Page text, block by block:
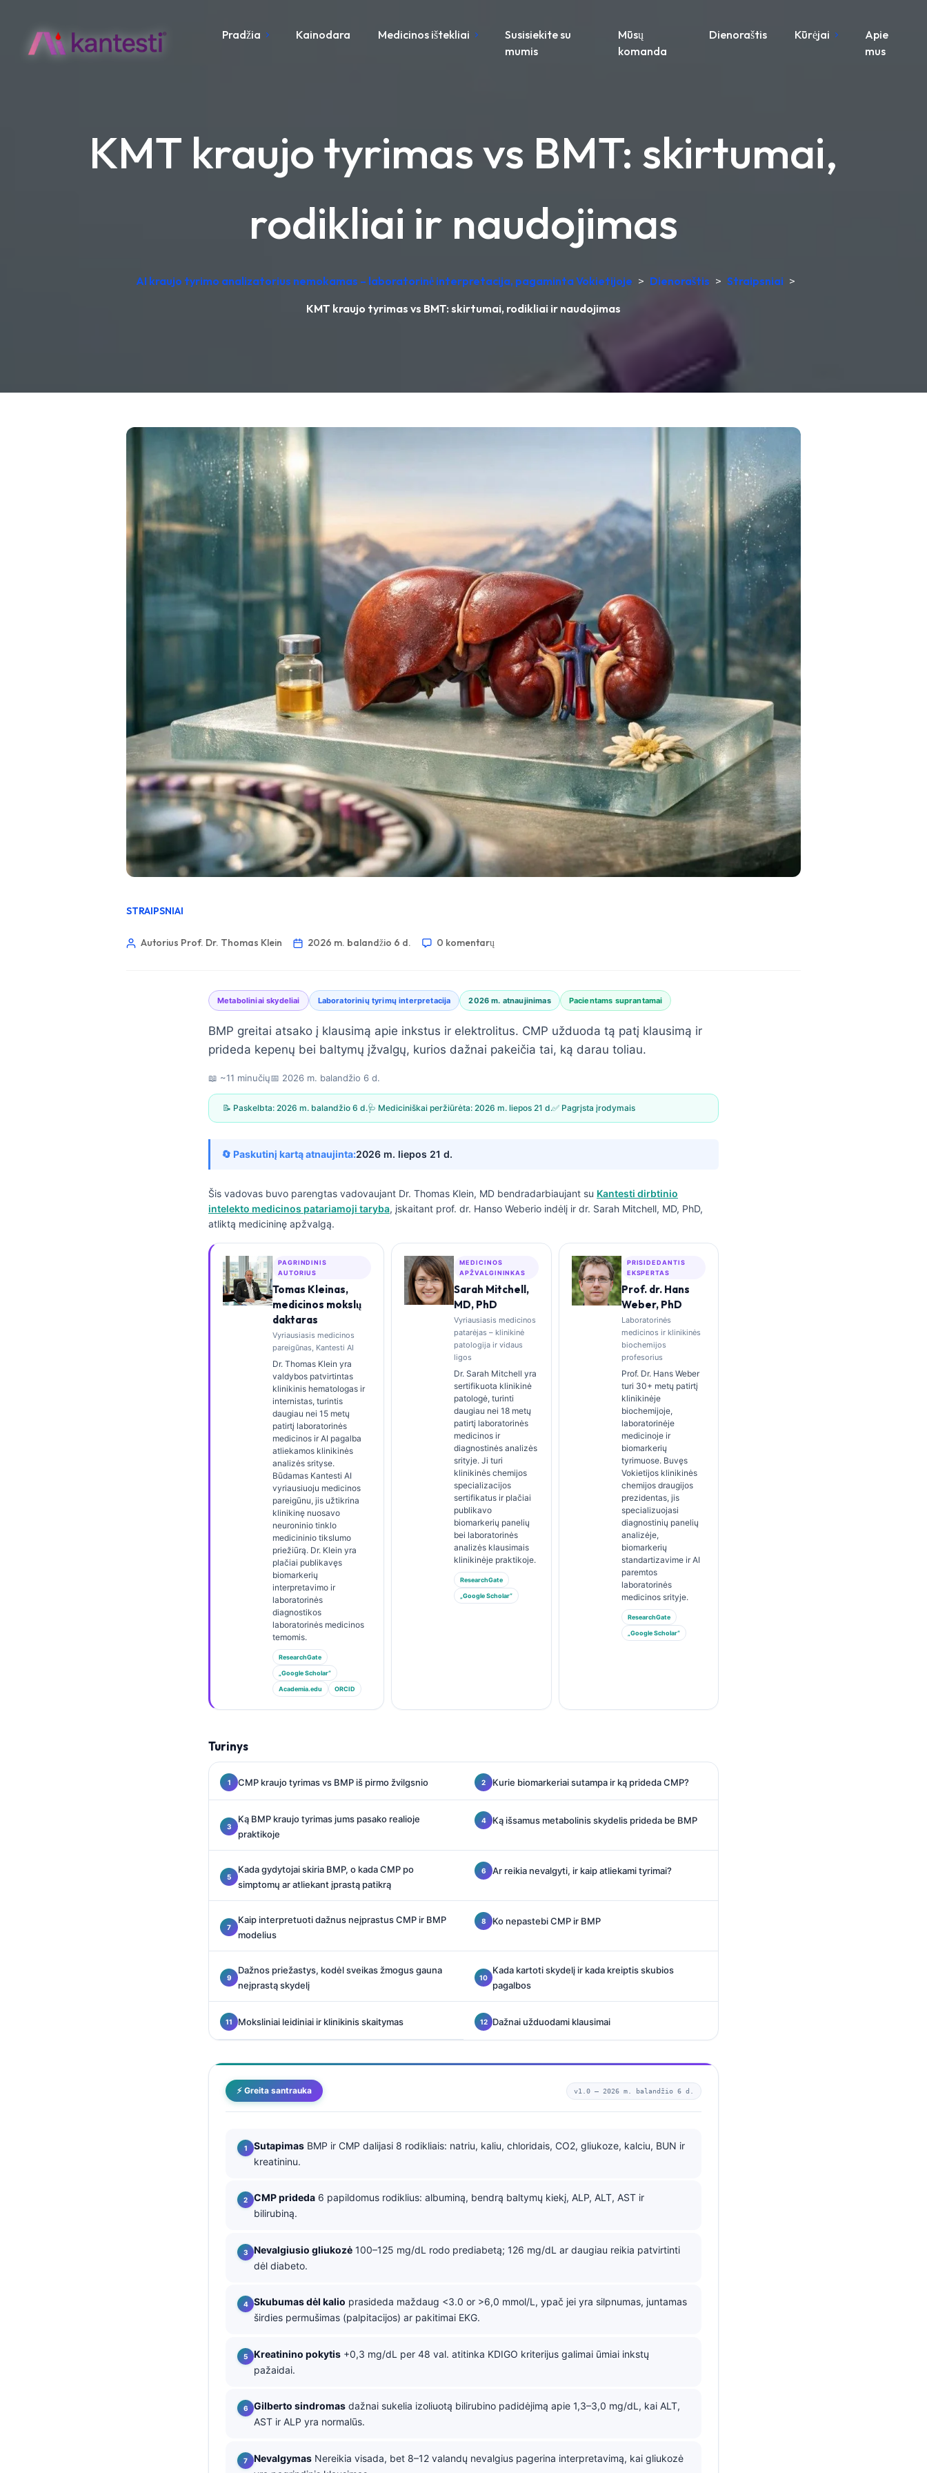
Pradžia Kainodara Medicinos ištekliai
Susisiekite su
mumis
Mūsų
komanda
Dienoraštis Kūrėjai
Apie
mus
KMT kraujo tyrimas vs BMT: skirtumai,
rodikliai ir naudojimas
AI kraujo tyrimo analizatorius nemokamas – laboratorinė interpretacija, pagaminta Vokietijoje > Dienoraštis > Straipsniai >
KMT kraujo tyrimas vs BMT: skirtumai, rodikliai ir naudojimas
STRAIPSNIAI
Autorius Prof. Dr. Thomas Klein 2026 m. balandžio 6 d. 0 komentarų
Metaboliniai skydeliai Laboratorinių tyrimų interpretacija 2026 m. atnaujinimas Pacientams suprantamai
BMP greitai atsako į klausimą apie inkstus ir elektrolitus. CMP užduoda tą patį klausimą ir
prideda kepenų bei baltymų įžvalgų, kurios dažnai pakeičia tai, ką darau toliau.
📖 ~11 minučių📅 2026 m. balandžio 6 d.
📝 Paskelbta: 2026 m. balandžio 6 d.🩺 Mediciniškai peržiūrėta: 2026 m. liepos 21 d.✅ Pagrįsta įrodymais
🔄 Paskutinį kartą atnaujinta:2026 m. liepos 21 d.
Šis vadovas buvo parengtas vadovaujant Dr. Thomas Klein, MD bendradarbiaujant su Kantesti dirbtinio
intelekto medicinos patariamoji taryba, įskaitant prof. dr. Hanso Weberio indėlį ir dr. Sarah Mitchell, MD, PhD,
atliktą medicininę apžvalgą.
PAGRINDINIS
AUTORIUS
Tomas Kleinas,
medicinos mokslų
daktaras
Vyriausiasis medicinos
pareigūnas, Kantesti AI
Dr. Thomas Klein yra
valdybos patvirtintas
klinikinis hematologas ir
internistas, turintis
daugiau nei 15 metų
patirtį laboratorinės
medicinos ir AI pagalba
atliekamos klinikinės
analizės srityse.
Būdamas Kantesti AI
vyriausiuoju medicinos
pareigūnu, jis užtikrina
klinikinę nuosavo
neuroninio tinklo
medicininio tikslumo
priežiūrą. Dr. Klein yra
plačiai publikavęs
biomarkerių
interpretavimo ir
laboratorinės
diagnostikos
laboratorinės medicinos
temomis.
ResearchGate
„Google Scholar“
Academia.edu ORCID
MEDICINOS
APŽVALGININKAS
Sarah Mitchell,
MD, PhD
Vyriausiasis medicinos
patarėjas – klinikinė
patologija ir vidaus
ligos
Dr. Sarah Mitchell yra
sertifikuota klinikinė
patologė, turinti
daugiau nei 18 metų
patirtį laboratorinės
medicinos ir
diagnostinės analizės
srityje. Ji turi
klinikinės chemijos
specializacijos
sertifikatus ir plačiai
publikavo
biomarkerių panelių
bei laboratorinės
analizės klausimais
klinikinėje praktikoje.
ResearchGate
„Google Scholar“
PRISIDEDANTIS
EKSPERTAS
Prof. dr. Hans
Weber, PhD
Laboratorinės
medicinos ir klinikinės
biochemijos
profesorius
Prof. Dr. Hans Weber
turi 30+ metų patirtį
klinikinėje
biochemijoje,
laboratorinėje
medicinoje ir
biomarkerių
tyrimuose. Buvęs
Vokietijos klinikinės
chemijos draugijos
prezidentas, jis
specializuojasi
diagnostinių panelių
analizėje,
biomarkerių
standartizavime ir AI
paremtos
laboratorinės
medicinos srityje.
ResearchGate
„Google Scholar“
Turinys
CMP kraujo tyrimas vs BMP iš pirmo žvilgsnio Kurie biomarkeriai sutampa ir ką prideda CMP?
Ką BMP kraujo tyrimas jums pasako realioje
praktikoje
Ką išsamus metabolinis skydelis prideda be BMP
Kada gydytojai skiria BMP, o kada CMP po
simptomų ar atliekant įprastą patikrą
Ar reikia nevalgyti, ir kaip atliekami tyrimai?
Kaip interpretuoti dažnus neįprastus CMP ir BMP
modelius
Ko nepastebi CMP ir BMP
Dažnos priežastys, kodėl sveikas žmogus gauna
neįprastą skydelį
Kada kartoti skydelį ir kada kreiptis skubios
pagalbos
Moksliniai leidiniai ir klinikinis skaitymas Dažnai užduodami klausimai
⚡ Greita santrauka v1.0 — 2026 m. balandžio 6 d.
Sutapimas BMP ir CMP dalijasi 8 rodikliais: natriu, kaliu, chloridais, CO2, gliukoze, kalciu, BUN ir
kreatininu.
CMP prideda 6 papildomus rodiklius: albuminą, bendrą baltymų kiekį, ALP, ALT, AST ir
bilirubiną.
Nevalgiusio gliukozė 100–125 mg/dL rodo prediabetą; 126 mg/dL ar daugiau reikia patvirtinti
dėl diabeto.
Skubumas dėl kalio prasideda maždaug <3.0 or >6,0 mmol/L, ypač jei yra silpnumas, juntamas
širdies permušimas (palpitacijos) ar pakitimai EKG.
Kreatinino pokytis +0,3 mg/dL per 48 val. atitinka KDIGO kriterijus galimai ūmiai inkstų
pažaidai.
Gilberto sindromas dažnai sukelia izoliuotą bilirubino padidėjimą apie 1,3–3,0 mg/dL, kai ALT,
AST ir ALP yra normalūs.
Nevalgymas Nereikia visada, bet 8–12 valandų nevalgius pagerina interpretavimą, kai gliukozė